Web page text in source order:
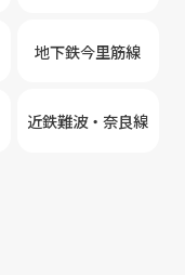
地下鉄今里筋線
近鉄難波・奈良線